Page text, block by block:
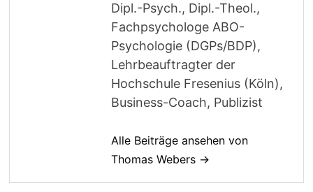
Dipl.-Psych., Dipl.-Theol.,
Fachpsychologe ABO-
Psychologie (DGPs/BDP),
Lehrbeauftragter der
Hochschule Fresenius (Köln),
Business-Coach, Publizist
Alle Beiträge ansehen von
Thomas Webers →